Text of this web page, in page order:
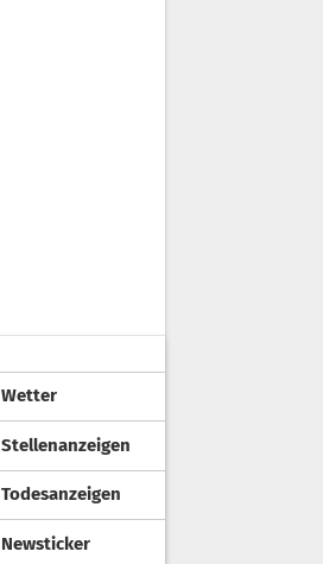
Wetter
Stellenanzeigen
Todesanzeigen
Newsticker